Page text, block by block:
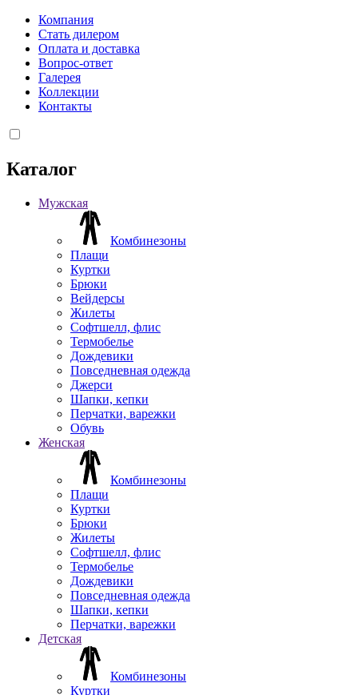
Компания
Стать дилером
Оплата и доставка
Вопрос-ответ
Галерея
Коллекции
Контакты
Каталог
Мужская
Комбинезоны
Плащи
Куртки
Брюки
Вейдерсы
Жилеты
Софтшелл, флис
Термобелье
Дождевики
Повседневная одежда
Джерси
Шапки, кепки
Перчатки, варежки
Обувь
Женская
Комбинезоны
Плащи
Куртки
Брюки
Жилеты
Софтшелл, флис
Термобелье
Дождевики
Повседневная одежда
Шапки, кепки
Перчатки, варежки
Детская
Комбинезоны
Куртки